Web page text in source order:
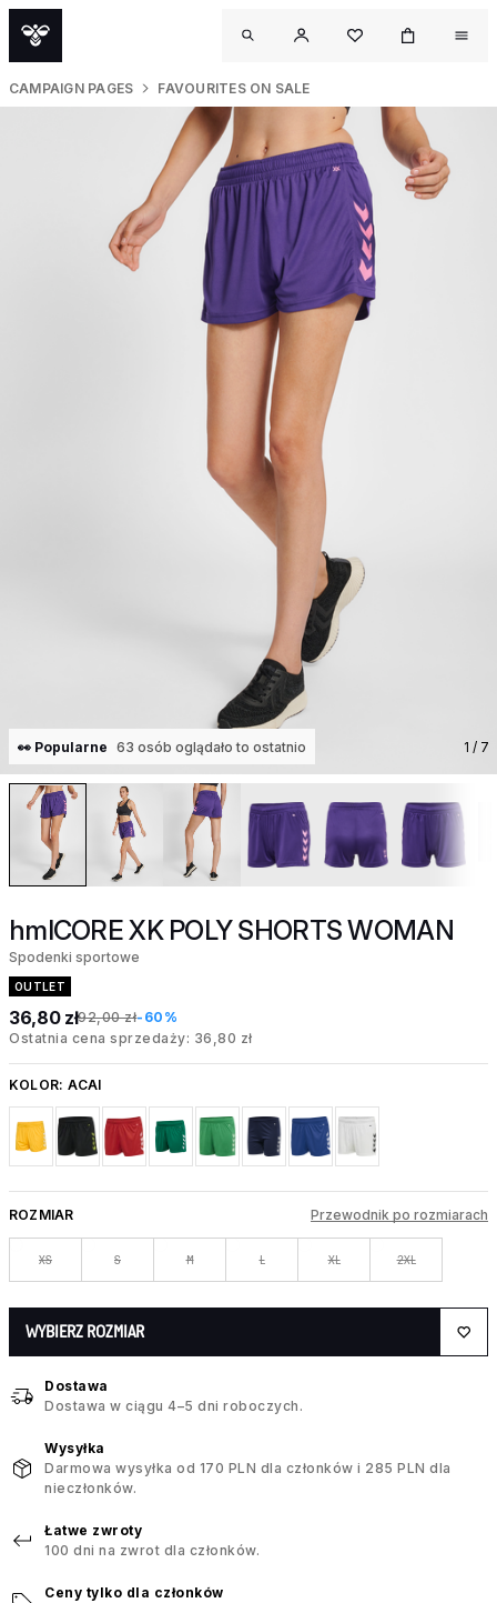
CAMPAIGN PAGES FAVOURITES ON SALE
👀 Popularne 63 osób oglądało to ostatnio 1 / 7
hmlCORE XK POLY SHORTS WOMAN
Spodenki sportowe
OUTLET
36,80 zł92,00 zł-60%
Ostatnia cena sprzedaży: 36,80 zł
KOLOR: ACAI
ROZMIAR Przewodnik po rozmiarach
XS S M L XL 2XL
WYBIERZ ROZMIAR
Dostawa
Dostawa w ciągu 4–5 dni roboczych.
Wysyłka
Darmowa wysyłka od 170 PLN dla członków i 285 PLN dla
nieczłonków.
Łatwe zwroty
100 dni na zwrot dla członków.
Ceny tylko dla członków